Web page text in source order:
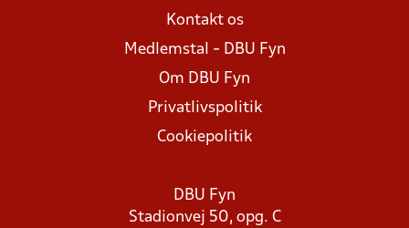
Kontakt os
Medlemstal - DBU Fyn
Om DBU Fyn
Privatlivspolitik
Cookiepolitik
DBU Fyn
Stadionvej 50, opg. C